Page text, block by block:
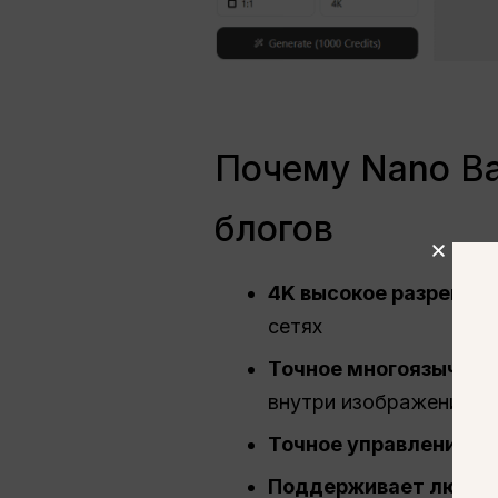
Почему Nano
блогов
4K высокое
сетях
Точное
внутри изображения
Точное управление
Поддерживает любой